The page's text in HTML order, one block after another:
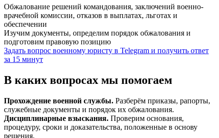
Обжалование решений командования, заключений военно-
врачебной комиссии, отказов в выплатах, льготах и
обеспечении
Изучим документы, определим порядок обжалования и
подготовим правовую позицию
Задать вопрос военному юристу в Telegram и получить ответ
за 15 минут
В каких вопросах мы помогаем
Прохождение военной службы. Разберём приказы, рапорты,
служебные документы и порядок их обжалования.
Дисциплинарные взыскания. Проверим основания,
процедуру, сроки и доказательства, положенные в основу
решения.